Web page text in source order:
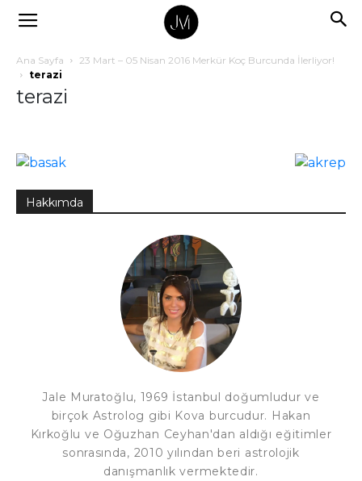
Ana Sayfa
23 Mart – 05 Nisan 2016 Merkür Koç Burcunda İlerliyor!
terazi
terazi
Hakkımda
Jale Muratoğlu, 1969 İstanbul doğumludur ve
birçok Astrolog gibi Kova burcudur. Hakan
Kırkoğlu ve Oğuzhan Ceyhan'dan aldığı eğitimler
sonrasında, 2010 yılından beri astrolojik
danışmanlık vermektedir.